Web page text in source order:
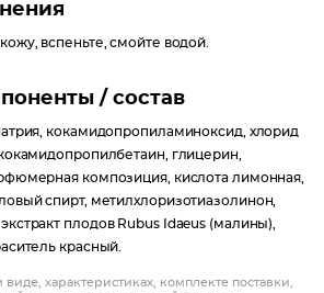
вспеньте, смойте водой.
/ состав
кокамидопропиламиноксид, хлорид
глицерин,
композиция, кислота лимонная,
спирт, метилхлоризотиазолинон,
плодов Rubus Idaeus (малины),
красный.
характеристиках, комплекте поставки,